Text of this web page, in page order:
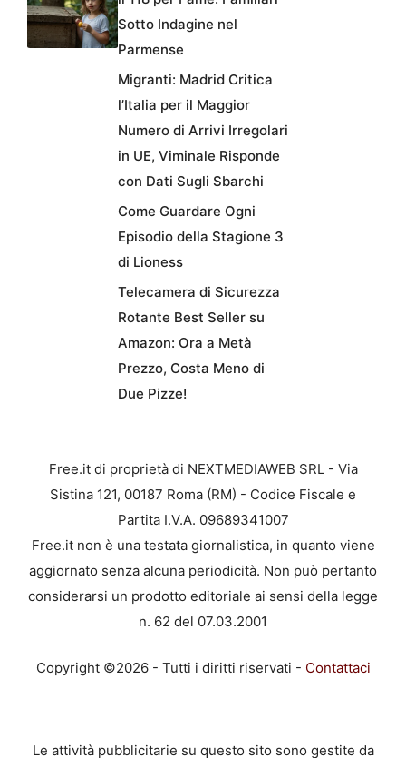
Sotto Indagine nel
Parmense
Migranti: Madrid Critica
l’Italia per il Maggior
Numero di Arrivi Irregolari
in UE, Viminale Risponde
con Dati Sugli Sbarchi
Come Guardare Ogni
Episodio della Stagione 3
di Lioness
Telecamera di Sicurezza
Rotante Best Seller su
Amazon: Ora a Metà
Prezzo, Costa Meno di
Due Pizze!
Free.it di proprietà di NEXTMEDIAWEB SRL - Via
Sistina 121, 00187 Roma (RM) - Codice Fiscale e
Partita I.V.A. 09689341007
Free.it non è una testata giornalistica, in quanto viene
aggiornato senza alcuna periodicità. Non può pertanto
considerarsi un prodotto editoriale ai sensi della legge
n. 62 del 07.03.2001
Copyright ©2026 - Tutti i diritti riservati - Contattaci
Le attività pubblicitarie su questo sito sono gestite da